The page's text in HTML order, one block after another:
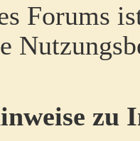
Forums
zu